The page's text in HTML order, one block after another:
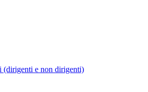
(dirigenti e non dirigenti)